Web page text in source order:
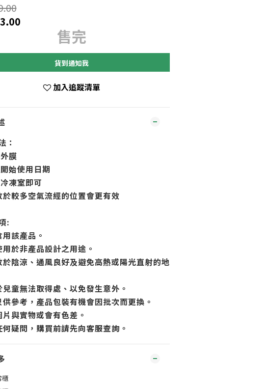
售完
貨到通知我
加入追蹤清單
：
膜
始使用日期
凍室即可
較多空氣流經的位置會更有效
:
該產品。
於非產品設計之用途。
陰涼、通風良好及避免高熱或陽光直射的地
童無法取得處、以免發生意外。
參考，產品包裝有機會因批次而更換。
與實物或會有色差。
疑問，購買前請先向客服查詢。